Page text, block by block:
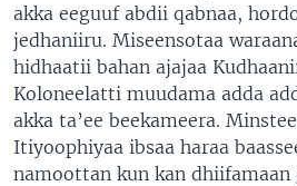
akka eeguuf abdii qabnaa,
jedhaniiru. Miseensotaa
hidhaatii bahan ajajaa
Koloneelatti muudama adda
akka ta’ee beekameera.
Itiyoophiyaa ibsaa haraa
namoottan kun kan dhiifamaan